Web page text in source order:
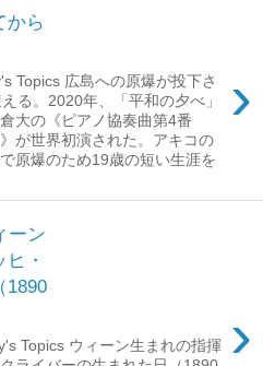
から
›
Topics 広島への原爆が投下さ
る。2020年、「平和の夕べ」
大の《ピアノ協奏曲第4番
》が世界初演された。アキコの
原爆のため19歳の短い生涯を
ーン
・
1890
›
Topics ウィーン生まれの指揮